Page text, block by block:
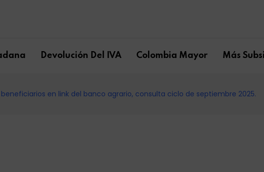
Devolución Del IVA Colombia Mayor Más
en link del banco agrario, consulta ciclo de septiembre 2025.